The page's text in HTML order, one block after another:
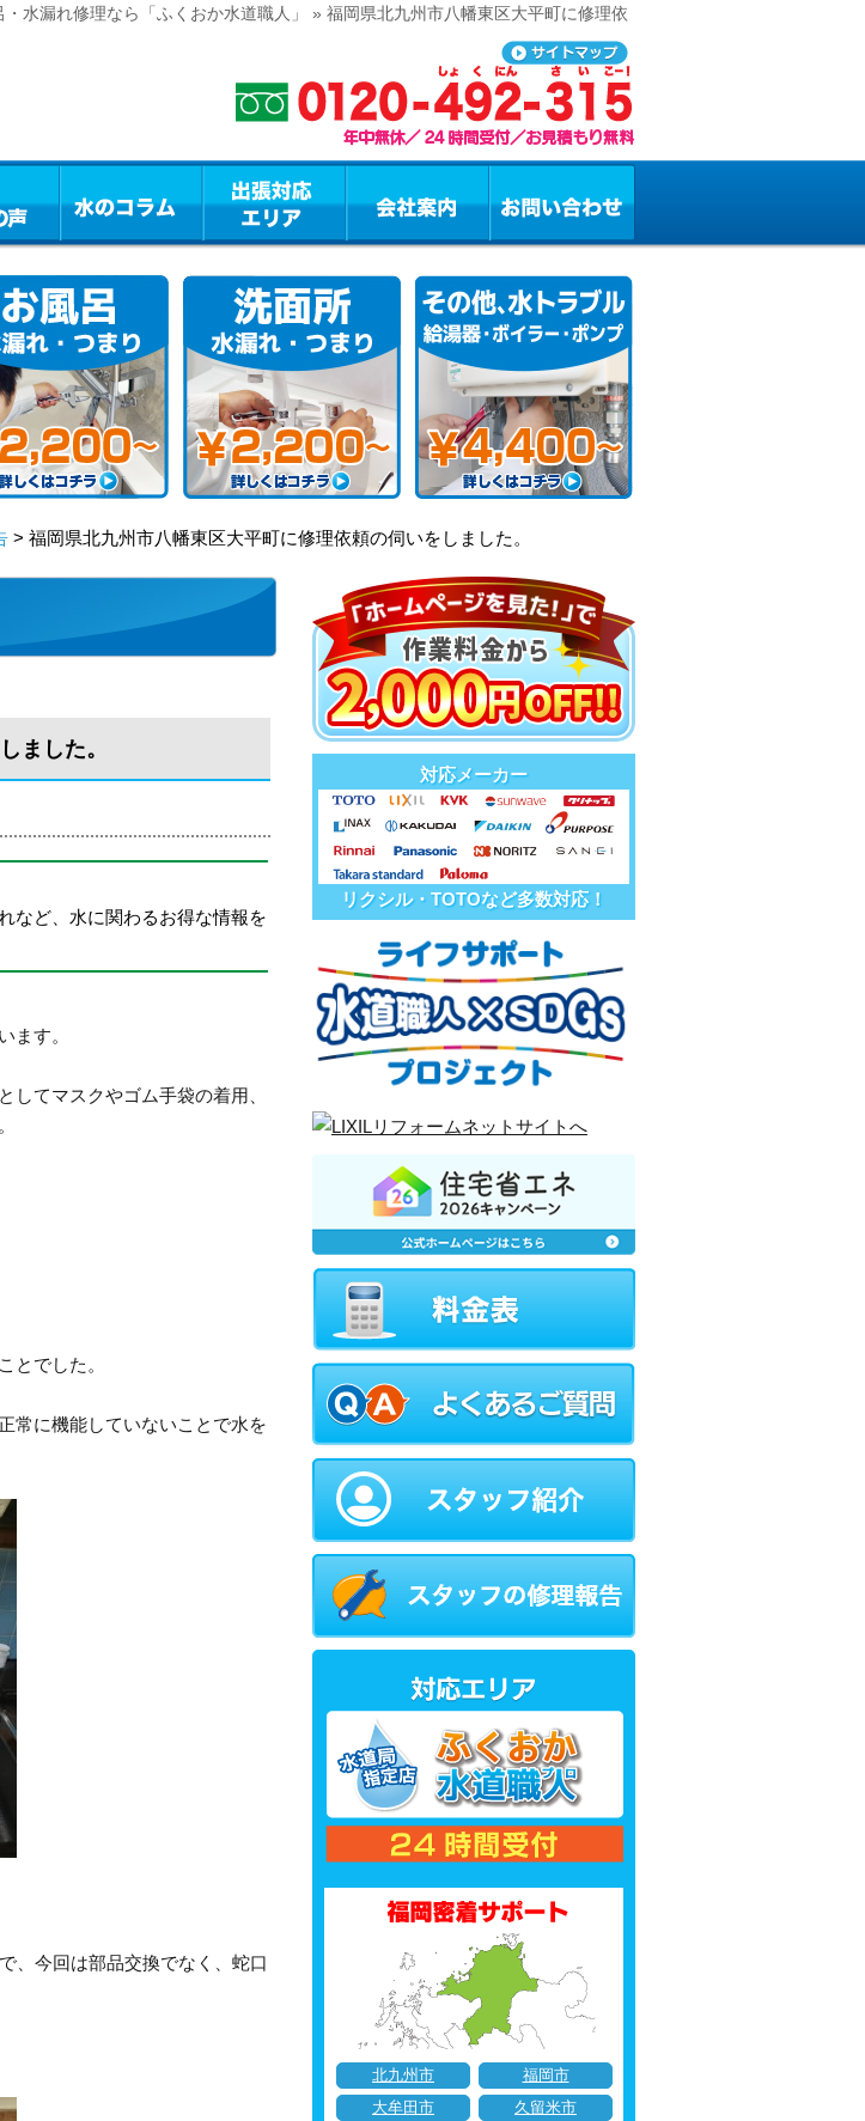
水漏れ修理なら「ふくおか水道職人」 » 福岡県北九州市八幡東区大平町に修理依
> 福岡県北九州市八幡東区大平町に修理依頼の伺いをしました。
ました。
など、水に関わるお得な情報を
ます。
てマスクやゴム手袋の着用、
とでした。
常に機能していないことで水を
、今回は部品交換でなく、蛇口
対応メーカー
リクシル・TOTOなど多数対応！
北九州市
福岡市
大牟田市
久留米市